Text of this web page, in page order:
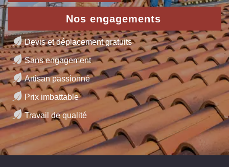
Nos engagements
Devis et déplacement gratuits
Sans engagement
Artisan passionné
Prix imbattable
Travail de qualité